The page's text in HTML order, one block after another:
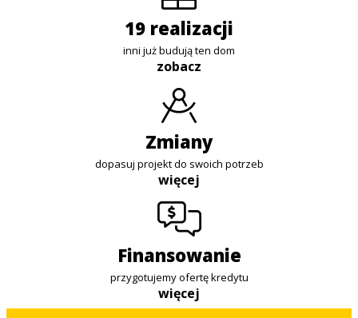
19 realizacji
inni już budują ten dom
zobacz
zmiany
dopasuj projekt do swoich potrzeb
więcej
finansowanie
przygotujemy ofertę kredytu
więcej